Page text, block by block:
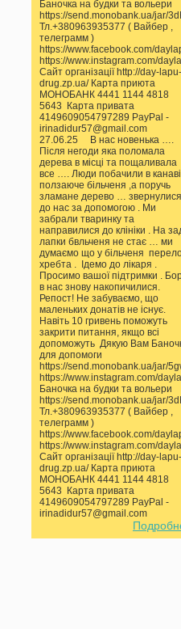
Баночка на будки та вольери
https://send.monobank.ua/jar/
Тл.+380963935377 ( Вайбер ,
телеграмм )
https://www.facebook.com/
https://www.instagram.com/
Сайт організації http://day-lapu-
drug.zp.ua/ Карта приюта
МОНОБАНК 4441 1144 4818
5643 Карта привата
4149609054797289 PayPal -
irinadidur57@gmail.com
27.06.25 В нас новенька ….
Після негоди яка поломала
дерева в місці та пощаливала
все …. Люди побачили в канаві
ползаюче більченя ,а поручь
зламане дерево … звернулися
до нас за допомогою . Ми
забрали тваринку та
направилися до клініки . На
лапки бвльченя не стає … ми
думаємо що у більченя
хребта . Ідемо до лікаря .
Просимо вашої підтримки .
в нас знову накопичилися.
Репост! Не забуваємо, що
маленьких донатів не існує.
Навіть 10 гривень поможуть
закрити питання, якщо всі
допоможуть Дякую Вам
для допомоги
https://send.monobank.ua/jar/
https://www.instagram.com/
Баночка на будки та вольери
https://send.monobank.ua/jar/
Тл.+380963935377 ( Вайбер ,
телеграмм )
https://www.facebook.com/
https://www.instagram.com/
Сайт організації http://day-lapu-
drug.zp.ua/ Карта приюта
МОНОБАНК 4441 1144 4818
5643 Карта привата
4149609054797289 PayPal -
irinadidur57@gmail.com